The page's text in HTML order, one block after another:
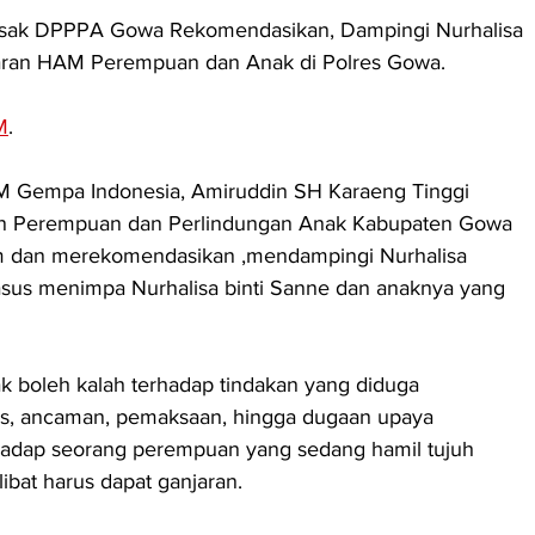
DPPPA Gowa Rekomendasikan, Dampingi Nurhalisa
HAM Perempuan dan Anak di Polres Gowa.
.
Gempa Indonesia, Amiruddin SH Karaeng Tinggi
Perempuan dan Perlindungan Anak Kabupaten Gowa
merekomendasikan ,mendampingi Nurhalisa
menimpa Nurhalisa binti Sanne dan anaknya yang
boleh kalah terhadap tindakan yang diduga
ancaman, pemaksaan, hingga dugaan upaya
seorang perempuan yang sedang hamil tujuh
harus dapat ganjaran.